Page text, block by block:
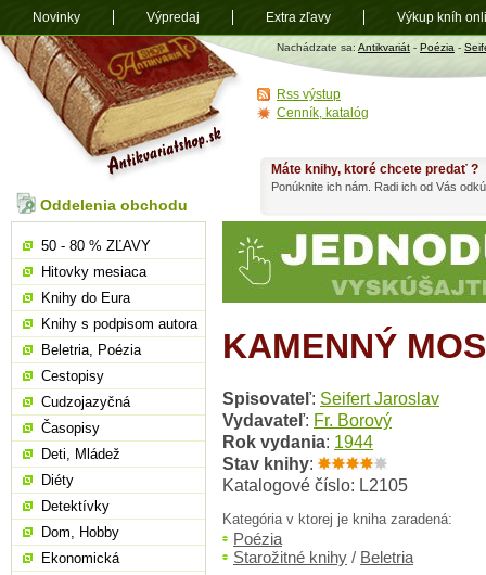
Antikvariát
shop.sk
Nachádzate sa: Antikvariát - Poézia -
KAMENNÝ
Spisovateľ: Seifert Jaroslav
Vydavateľ: Fr. Borový
Rok vydania: 1944
Stav knihy:
Katalogové číslo: L2105
Kategória v ktorej je kniha zaradená:
Poézia
Starožitné knihy / Beletria
Máte knihy, ktoré chcete predať ?
Ponúknite ich nám. Radi ich od Vás
Oddelenia obchodu
50 - 80 % ZĽAVY
Hitovky mesiaca
Knihy do Eura
Knihy s podpisom autora
Beletria, Poézia
Cestopisy
Cudzojazyčná
Časopisy
Deti, Mládež
Diéty
Detektívky
Dom, Hobby
Ekonomická
Rss výstup
Cenník, katalóg
Novinky Výpredaj Extra zľavy Výkup kníh